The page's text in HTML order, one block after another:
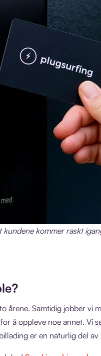
kommer raskt
Samtidig jobber vi
å oppleve noe annet. Vi
er en naturlig del av